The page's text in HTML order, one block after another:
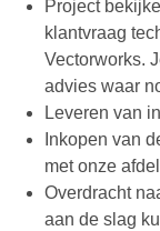
Project
klantvraag
Vectorworks.
advies waar
Leveren van
Inkopen van
met onze
Overdracht
aan de slag